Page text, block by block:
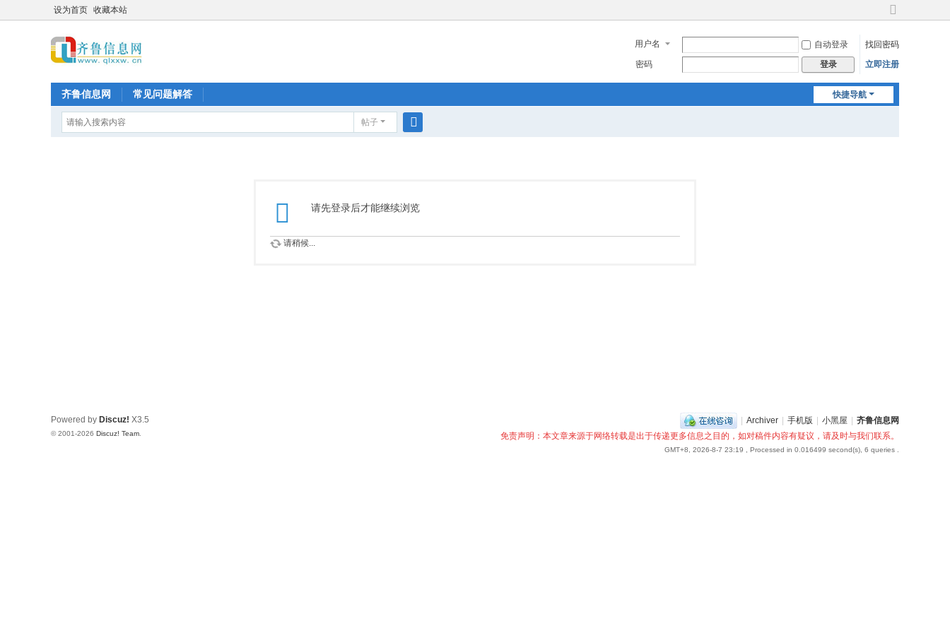
设为首页 收藏本站
切
到
宽
用户名 自动登录
找回密码
密码
登录 立即注册
快捷导航
齐鲁信息网 常见问题解答
帖子
请先登录后才能继续浏览
请稍候...
| Archiver | 手机版 | 小黑屋 | 齐鲁信息网
免责声明：本文章来源于网络转载是出于传递更多信息之目的，如对稿件内容有疑议，请及时与我们联系。
GMT+8, 2026-8-7 23:19 , Processed in 0.016499 second(s), 6 queries .
Powered by Discuz! X3.5
© 2001-2026 Discuz! Team